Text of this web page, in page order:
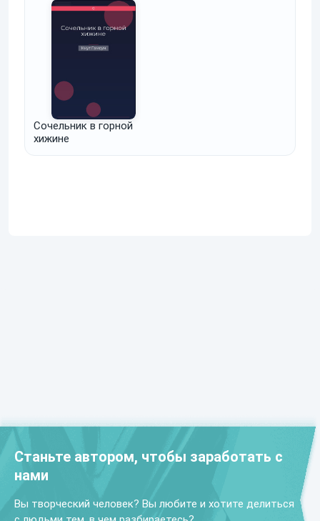
Сочельник в горной
хижине
Станьте автором, чтобы заработать с
нами
Вы творческий человек? Вы любите и хотите делиться